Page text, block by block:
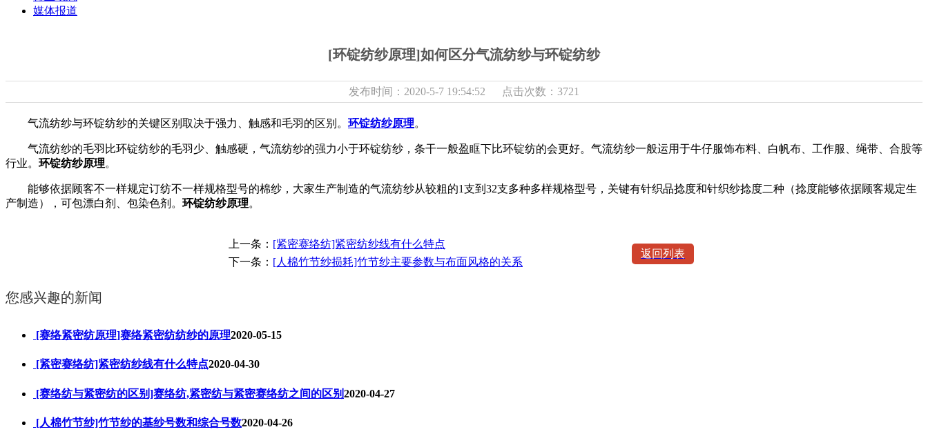
媒体报道
[环锭纺纱原理]如何区分气流纺纱与环锭纺纱
发布时间：2020-5-7 19:54:52 点击次数：3721
气流纺纱与环锭纺纱的关键区别取决于强力、触感和毛羽的区别。 环锭纺纱原理。
气流纺纱的毛羽比环锭纺纱的毛羽少、触感硬，气流纺纱的强力小于环锭纺纱，条干一般盈眶下比环锭纺的会更好。气流纺纱一般运用于牛仔服饰布料、白帆布、工作服、绳带、合股等
行业。 环锭纺纱原理。
能够依据顾客不一样规定订纺不一样规格型号的棉纱，大家生产制造的气流纺纱从较粗的1支到32支多种多样规格型号，关键有针织品捻度和针织纱捻度二种（捻度能够依据顾客规定生
产制造），可包漂白剂、包染色剂。 环锭纺纱原理。
上一条： [紧密赛络纺]紧密纺纱线有什么特点
下一条： [人棉竹节纱损耗]竹节纱主要参数与布面风格的关系
返回列表
您感兴趣的新闻
[赛络紧密纺原理]赛络紧密纺纺纱的原理2020-05-15
[紧密赛络纺]紧密纺纱线有什么特点2020-04-30
[赛络纺与紧密纺的区别]赛络纺,紧密纺与紧密赛络纺之间的区别2020-04-27
[人棉竹节纱]竹节纱的基纱号数和综合号数2020-04-26